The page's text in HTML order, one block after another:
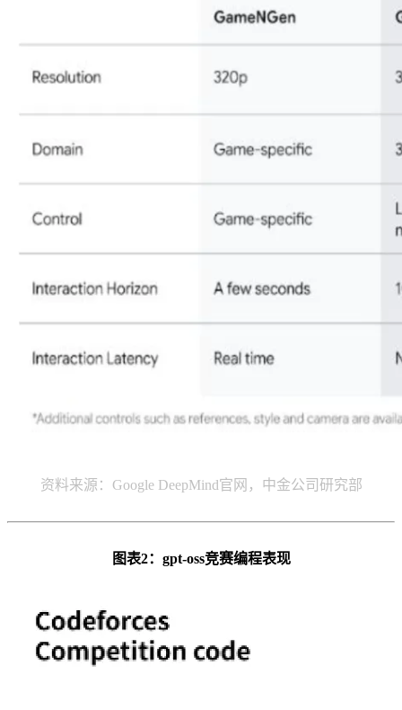
资料来源：Google DeepMind官网，中金公司研究部
图表2：gpt-oss竞赛编程表现